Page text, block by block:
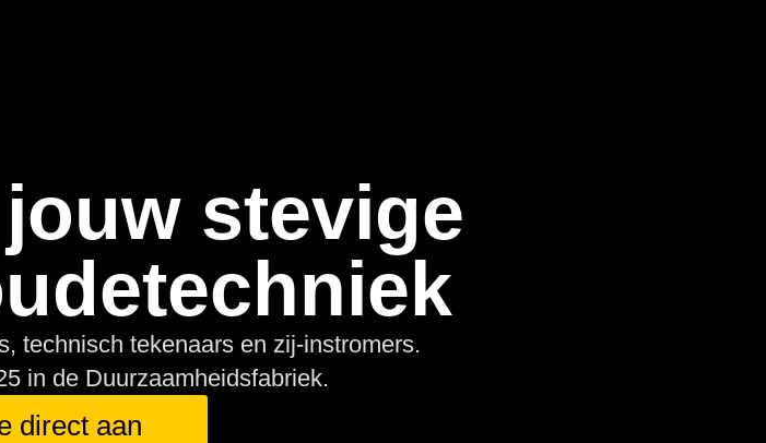
stevige
technisch tekenaars en zij-instromers.
in de Duurzaamheidsfabriek.
direct aan